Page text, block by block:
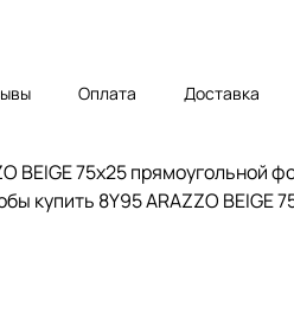
Оплата Доставка
BEIGE 75x25
купить 8Y95 ARAZZO BEIGE